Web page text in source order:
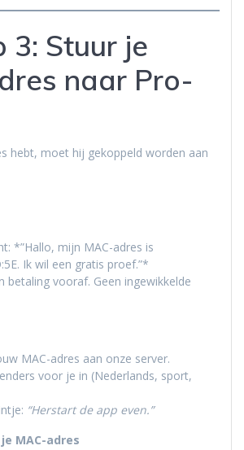
3: Stuur je
naar Pro-
hebt, moet hij gekoppeld worden aan
*”Hallo, mijn MAC-adres is
Ik wil een gratis proef.”*
betaling vooraf. Geen ingewikkelde
MAC-adres aan onze server.
voor je in (Nederlands, sport,
“Herstart de app even.”
MAC-adres